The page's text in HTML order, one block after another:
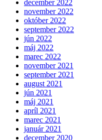
december 2022
november 2022
október 2022
september 2022
jún 2022
máj 2022
marec 2022
november 2021
september 2021
august 2021
jún 2021
máj 2021
apríl 2021
marec 2021
január 2021
december 2020